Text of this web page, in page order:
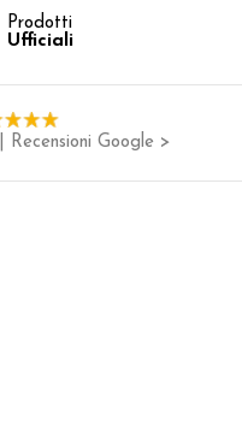
Prodotti
Ufficiali
| Recensioni Google >